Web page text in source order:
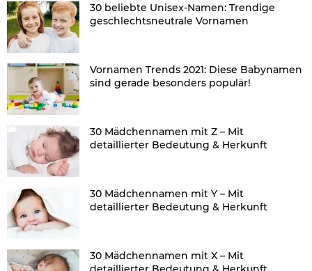
30 beliebte Unisex-Namen: Trendige
geschlechtsneutrale Vornamen
Vornamen Trends 2021: Diese Babynamen
sind gerade besonders populär!
30 Mädchennamen mit Z – Mit
detaillierter Bedeutung & Herkunft
30 Mädchennamen mit Y – Mit
detaillierter Bedeutung & Herkunft
30 Mädchennamen mit X – Mit